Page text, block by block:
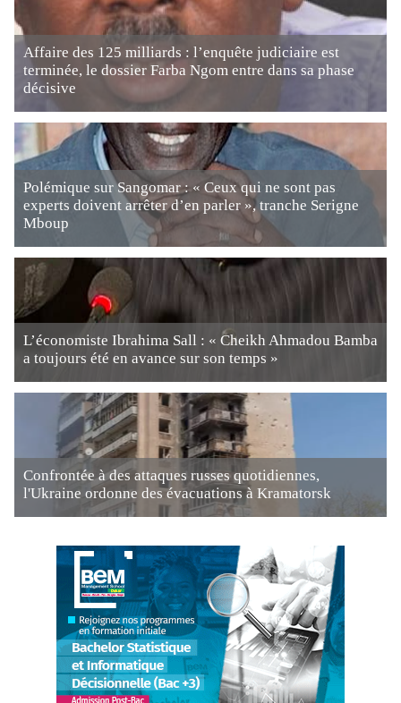
Affaire des 125 milliards : l’enquête judiciaire est
terminée, le dossier Farba Ngom entre dans sa phase
décisive
Polémique sur Sangomar : « Ceux qui ne sont pas
experts doivent arrêter d’en parler », tranche Serigne
Mboup
L’économiste Ibrahima Sall : « Cheikh Ahmadou Bamba
a toujours été en avance sur son temps »
Confrontée à des attaques russes quotidiennes,
l'Ukraine ordonne des évacuations à Kramatorsk